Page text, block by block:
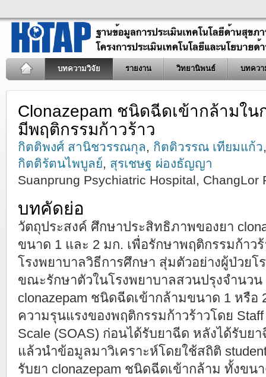
บทความวิจัย รายงาน วิทยานิพนธ์ บทควา
Clonazepam ชนิดฉีดเข้ากล้ามใ
มีพฤติกรรมก้าวร้าว
กิตติพงศ์ สานิชวรรณกุล, กิตติวรรณ เทียมแก้ว
กิตติรัตนไพบูลย์, สุรเชษฐ ผ่องธัญญา
Suanprung Psychiatric Hospital, ChangLor
บทคัดย่อ
วัตถุประสงค์ ศึกษาประสิทธิภาพของยา
ขนาด 1 และ 2 มก. เพื่อรักษาพฤติกรรมก้า
โรงพยาบาลวิธีการศึกษา สุ่มตัวอย่างผู้ป่วย
ขณะรักษาตัวในโรงพยาบาลสวนปรุงจำนวน
clonazepam ชนิดฉีดเข้ากล้ามขนาด 1 หรือ
ความรุนแรงของพฤติกรรมก้าวร้าวโดย Staff
Scale (SOAS) ก่อนได้รับยาฉีด หลังได้รับย
แล้วนำข้อมูลมาวิเคราะห์โดยใช้สถิติ
รับยา clonazepam ชนิดฉีดเข้ากล้าม ทั้งขน